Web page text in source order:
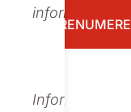
information.
Informationen